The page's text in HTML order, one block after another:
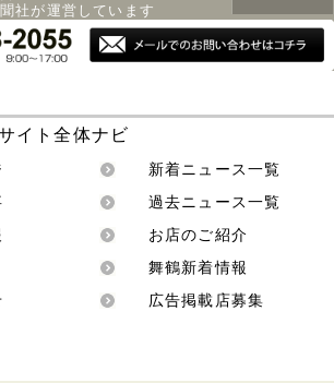
社が運営しています
イト全体ナビ
新着ニュース一覧
過去ニュース一覧
お店のご紹介
舞鶴新着情報
広告掲載店募集